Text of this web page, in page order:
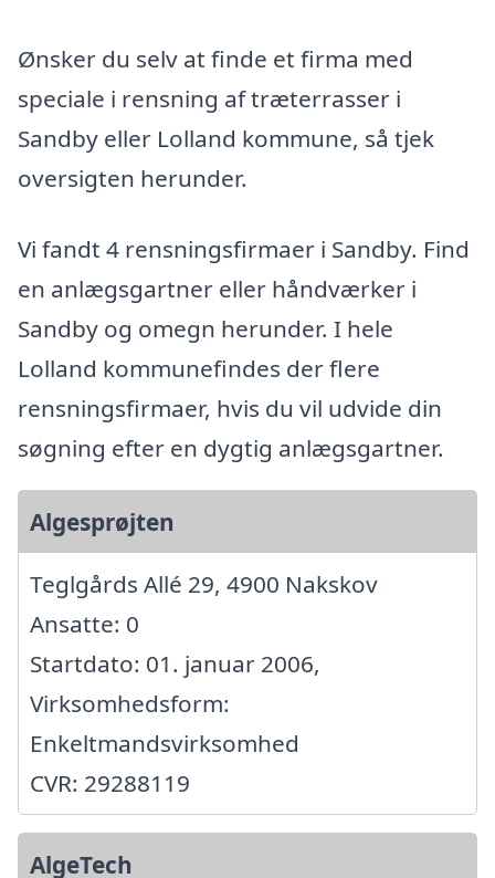
Ønsker du selv at finde et firma med
speciale i rensning af træterrasser i
Sandby eller Lolland kommune, så tjek
oversigten herunder.
Vi fandt 4 rensningsfirmaer i Sandby. Find
en anlægsgartner eller håndværker i
Sandby og omegn herunder. I hele
Lolland kommunefindes der flere
rensningsfirmaer, hvis du vil udvide din
søgning efter en dygtig anlægsgartner.
Algesprøjten
Teglgårds Allé 29, 4900 Nakskov
Ansatte: 0
Startdato: 01. januar 2006,
Virksomhedsform:
Enkeltmandsvirksomhed
CVR: 29288119
AlgeTech